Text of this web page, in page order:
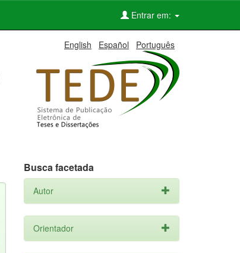
Entrar em:
English Español Português
Busca facetada
Autor
Orientador